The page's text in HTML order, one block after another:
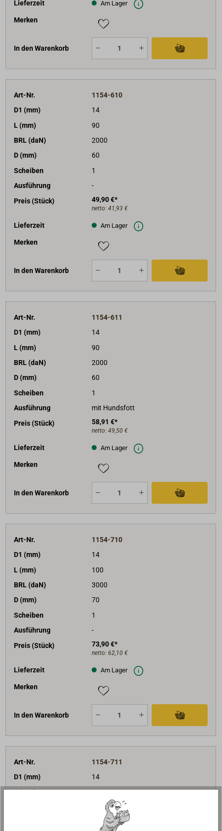
Lieferzeit Am Lager
Merken
In den Warenkorb
Art-Nr.
1154-610
D1 (mm)
14
L (mm)
90
BRL (daN)
2000
D (mm)
60
Scheiben
1
Ausführung
-
Preis (Stück)
49,90 €*
netto: 41,93 €
Lieferzeit Am Lager
Merken
In den Warenkorb
Art-Nr.
1154-611
D1 (mm)
14
L (mm)
90
BRL (daN)
2000
D (mm)
60
Scheiben
1
Ausführung
mit Hundsfott
Preis (Stück)
58,91 €*
netto: 49,50 €
Lieferzeit Am Lager
Merken
In den Warenkorb
Art-Nr.
1154-710
D1 (mm)
14
L (mm)
100
BRL (daN)
3000
D (mm)
70
Scheiben
1
Ausführung
-
Preis (Stück)
73,90 €*
netto: 62,10 €
Lieferzeit Am Lager
Merken
In den Warenkorb
Art-Nr.
1154-711
D1 (mm)
14
L (mm)
100
3000